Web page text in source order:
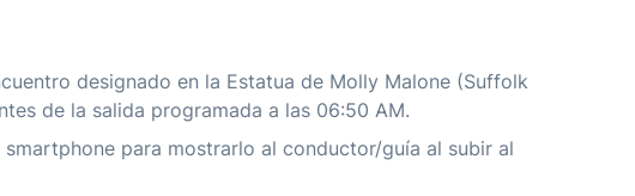
designado en la Estatua de Molly Malone (Suffolk
de la salida programada a las 06:50 AM.
para mostrarlo al conductor/guía al subir al